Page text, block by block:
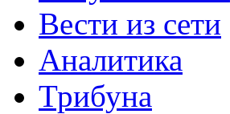
Вести из сети
Аналитика
Трибуна